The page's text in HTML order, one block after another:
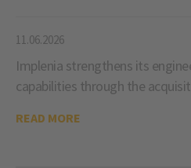
11.06.2026
Implenia strengthens its
capabilities through the
READ MORE